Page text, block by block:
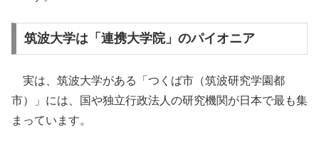
筑波大学は「連携大学院」のパイオニア
実は、筑波大学がある「つくば市（筑波研究学園都
市）」には、国や独立行政法人の研究機関が日本で最も集
まっています。